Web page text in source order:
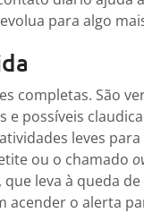
para algo
completas. São
possíveis
leves
ou o chamado
leva à queda
acender o alerta